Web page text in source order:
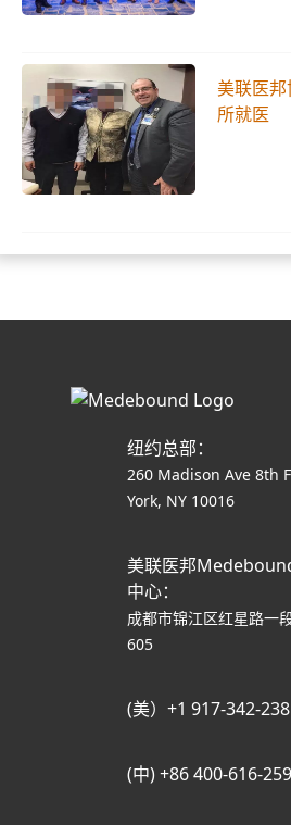
美联医
所就医
纽约总部：
260 Madison Ave 8th
York, NY 10016
美联医邦
中心：
成都市锦江区红星路一
605
(美）+1 917-342-
(中) +86 400-616-